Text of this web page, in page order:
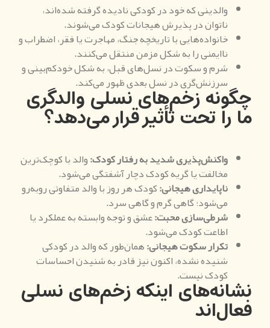
والدینی که خود در کودکی نادیده گرفته شده‌اند،
ناتوان در پذیرش هیجانات کودک می‌شوند.
خانواده‌هایی با تاریخچه جنگ، مهاجرت یا فقر، اضطراب و
ناایمنی را به شکل مزمن منتقل می‌کنند.
شرم و سکوت در نسل‌های قبل، به شکل خودکم‌بینی و
سرزنش‌گری در نسل بعدی ظهور می‌کند.
چگونه زخم‌های نسلی والدگری
ما را تحت تأثیر قرار می‌دهد؟
واکنش‌پذیری شدید به رفتار کودک:والد با کوچک‌ترین
مخالفت یا گریه کودک دچار آشفتگی می‌شود.
ناپایداری هیجانی:کودک هر روز با والد متفاوتی روبه‌رو
می‌شود؛ گاهی گرم و گاهی سرد.
شرطی‌سازی محبت:عشق و توجه وابسته به عملکرد یا
اطاعت کودک می‌شود.
تکرار سکوت هیجانی:همان‌طور که والد در کودکی
شنیده نشده، اکنون نیز قادر به شنیدن احساسات
کودک نیست.
نشانه‌های اینکه زخم‌های نسلی
فعال‌اند